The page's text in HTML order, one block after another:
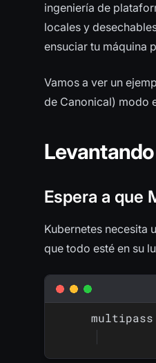
ingeniería de
locales y
ensuciar tu máquina
Vamos a ver un
de Canonical) modo
Espera a que
Kubernetes necesita
que todo esté en su
multipass